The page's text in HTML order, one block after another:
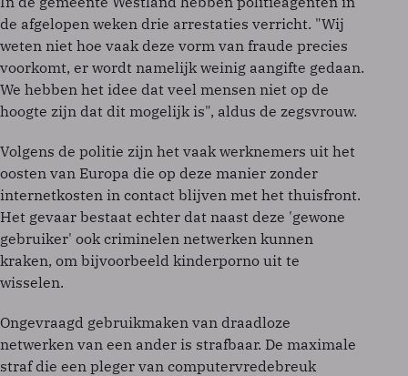
de afgelopen weken drie arrestaties verricht. "Wij
weten niet hoe vaak deze vorm van fraude precies
voorkomt, er wordt namelijk weinig aangifte gedaan.
We hebben het idee dat veel mensen niet op de
hoogte zijn dat dit mogelijk is", aldus de zegsvrouw.
Volgens de politie zijn het vaak werknemers uit het
oosten van Europa die op deze manier zonder
internetkosten in contact blijven met het thuisfront.
Het gevaar bestaat echter dat naast deze 'gewone
gebruiker' ook criminelen netwerken kunnen
kraken, om bijvoorbeeld kinderporno uit te
wisselen.
Ongevraagd gebruikmaken van draadloze
netwerken van een ander is strafbaar. De maximale
straf die een pleger van computervredebreuk